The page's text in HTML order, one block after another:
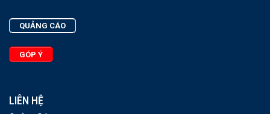
QUẢNG CÁO
GÓP Ý
LIÊN HỆ